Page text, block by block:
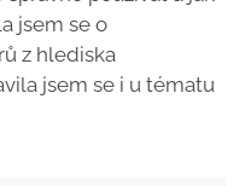
jsem se o
z hlediska
jsem se i u tématu